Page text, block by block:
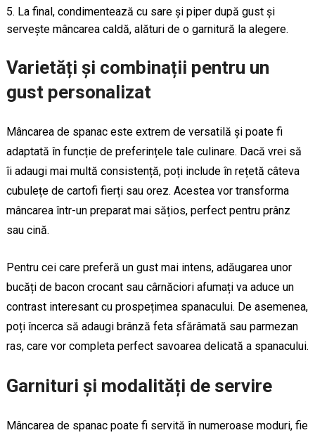
La final, condimentează cu sare și piper după gust și
servește mâncarea caldă, alături de o garnitură la alegere.
Varietăți și combinații pentru un
gust personalizat
Mâncarea de spanac este extrem de versatilă și poate fi
adaptată în funcție de preferințele tale culinare. Dacă vrei să
îi adaugi mai multă consistență, poți include în rețetă câteva
cubulețe de cartofi fierți sau orez. Acestea vor transforma
mâncarea într-un preparat mai sățios, perfect pentru prânz
sau cină.
Pentru cei care preferă un gust mai intens, adăugarea unor
bucăți de bacon crocant sau cârnăciori afumați va aduce un
contrast interesant cu prospețimea spanacului. De asemenea,
poți încerca să adaugi brânză feta sfărâmată sau parmezan
ras, care vor completa perfect savoarea delicată a spanacului.
Garnituri și modalități de servire
Mâncarea de spanac poate fi servită în numeroase moduri, fie